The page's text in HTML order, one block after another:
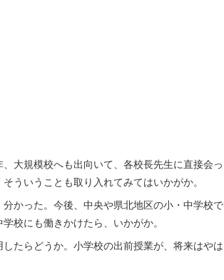
大規模校へも出向いて、各校長先生に直接会っ
ういうことも取り入れてみてはいかがか。
かった。今後、中央や県北地区の小・中学校で
校にも働きかけたら、いかがか。
たらどうか。小学校の出前授業が、将来はやは